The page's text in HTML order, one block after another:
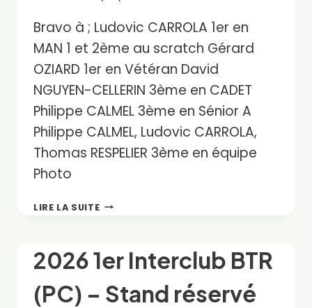
Bravo à ; Ludovic CARROLA 1er en
MAN 1 et 2ème au scratch Gérard
OZIARD 1er en Vétéran David
NGUYEN-CELLERIN 3ème en CADET
Philippe CALMEL 3ème en Sénior A
Philippe CALMEL, Ludovic CARROLA,
Thomas RESPELIER 3ème en équipe
Photo
LIRE LA SUITERÉSULTAT
CHAMPIONNAT
LIGUE
PC
2026 1er Interclub BTR
(PC) – Stand réservé